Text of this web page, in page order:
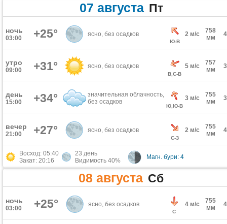
07 августа Пт
ночь
03:00 +25° ясно, без осадков
Ю-В
2 м/с
758
мм
утро
09:00 +31° ясно, без осадков
В,С-В
5 м/с
757
мм
день
15:00 +34°
значительная облачность,
без осадков
Ю,Ю-В
3 м/с
755
мм
вечер
21:00 +27° ясно, без осадков
С-З
2 м/с
755
мм
Восход: 05:40
Закат: 20:16
23 день
Видимость 40%
Магн. бури: 4
08 августа Сб
ночь
03:00 +25° ясно, без осадков
С
4 м/с
755
мм